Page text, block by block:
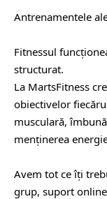
Antrenamentele
Fitnessul
structurat.
La MartsFitness
obiectivelor
musculară,
menținerea
Avem tot ce îți
grup, suport